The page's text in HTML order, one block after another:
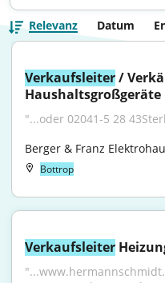
Relevanz Datum
Verkaufsleiter /
"...oder 02041-5 28
Berger & Franz
Bottrop
Verkaufsleiter